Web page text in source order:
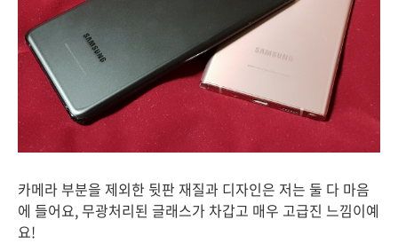
카메라 부분을 제외한 뒷판 재질과 디자인은 저는 둘 다 마음
에 들어요, 무광처리된 글래스가 차갑고 매우 고급진 느낌이예
요!